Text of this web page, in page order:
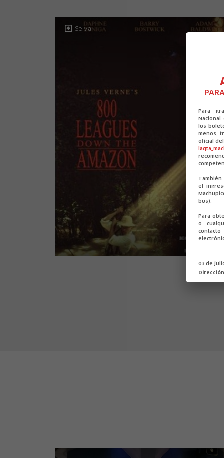
Para
los
menos,
oficial
el
bus).
Para
o
03 de
Selva